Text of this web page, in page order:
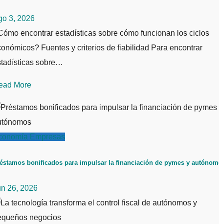
3, 2026
encontrar estadísticas sobre cómo funcionan los ciclos
Fuentes y criterios de fiabilidad Para encontrar
sobre…
More
Empresas
bonificados para impulsar la financiación de pymes y
26, 2026